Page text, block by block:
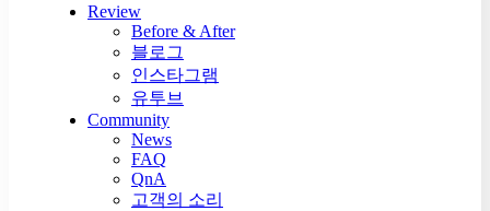
Review
Before & After
블로그
인스타그램
유투브
Community
News
FAQ
QnA
고객의 소리